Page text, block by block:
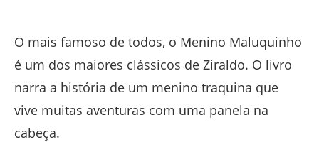
O mais famoso de todos, o Menino Maluquinho
é um dos maiores clássicos de Ziraldo. O livro
narra a história de um menino traquina que
vive muitas aventuras com uma panela na
cabeça.